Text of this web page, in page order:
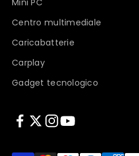
Centro multimediale
Caricabatterie
Carplay
Gadget tecnologico